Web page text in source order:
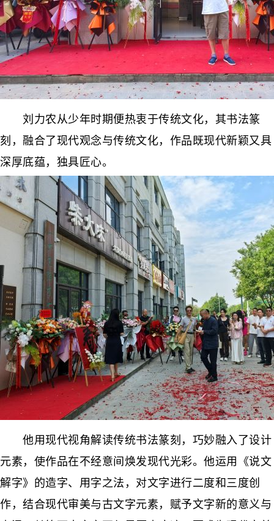
刘力农从少年时期便热衷于传统文化，其书法篆
刻，融合了现代观念与传统文化，作品既现代新颖又具
深厚底蕴，独具匠心。
他用现代视角解读传统书法篆刻，巧妙融入了设计
元素，使作品在不经意间焕发现代光彩。他运用《说文
解字》的造字、用字之法，对文字进行二度和三度创
作，结合现代审美与古文字元素，赋予文字新的意义与